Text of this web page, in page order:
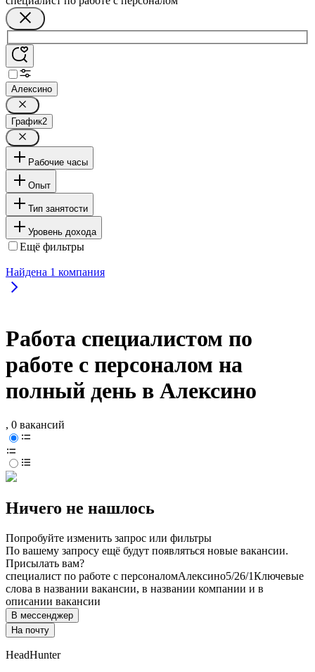
Алексино
График2
Рабочие часы
Опыт
Тип занятости
Уровень дохода
Ещё фильтры
Найдена 1 компания
Работа специалистом по
работе с персоналом на
полный день в Алексино
, 0 вакансий
Ничего не нашлось
Попробуйте изменить запрос или фильтры
По вашему запросу ещё будут появляться новые вакансии.
Присылать вам?
специалист по работе с персоналомАлексино5/26/1Ключевые
слова в названии вакансии, в названии компании и в
описании вакансии
В мессенджер
На почту
HeadHunter